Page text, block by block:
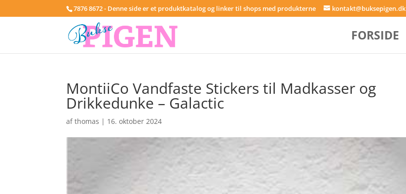
7876 8672 - Denne side er et produktkatalog og linker til shops med produkterne kontakt@buksepigen.dk
FORSIDE
MontiiCo Vandfaste Stickers til Madkasser og
Drikkedunke – Galactic
afthomas | 16. oktober 2024